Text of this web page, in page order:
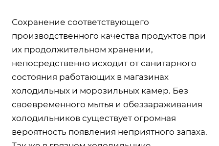
Сохранение соответствующего
производственного качества продуктов при
их продолжительном хранении,
непосредственно исходит от санитарного
состояния работающих в магазинах
холодильных и морозильных камер. Без
своевременного мытья и обеззараживания
холодильников существует огромная
вероятность появления неприятного запаха.